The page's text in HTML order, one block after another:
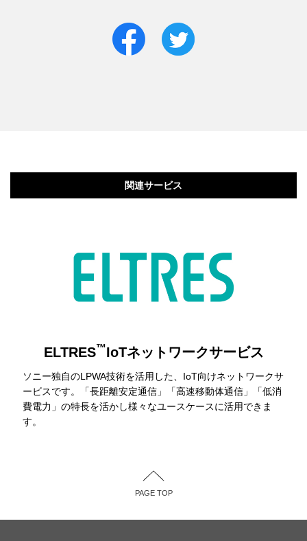
関連サービス
ELTRES™IoTネットワークサービス
ソニー独自のLPWA技術を活用した、IoT向けネットワークサ
ービスです。「長距離安定通信」「高速移動体通信」「低消
費電力」の特長を活かし様々なユースケースに活用できま
す。
PAGE TOP